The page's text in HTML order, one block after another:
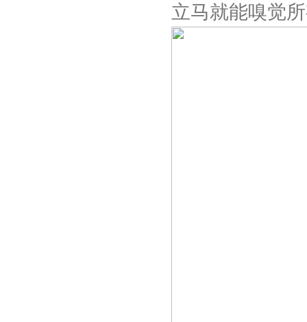
立马就能嗅觉